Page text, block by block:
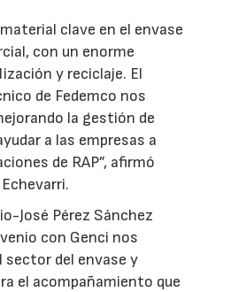
clave en el envase
con un enorme
y reciclaje. El
de Fedemco nos
la gestión de
a las empresas a
de RAP”, afirmó
José Pérez Sánchez
con Genci nos
del envase y
el acompañamiento que